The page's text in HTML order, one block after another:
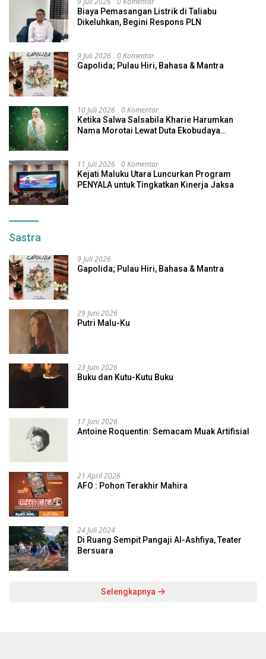
Biaya Pemasangan Listrik di Taliabu
Dikeluhkan, Begini Respons PLN
9 Juli 2026 0 Komentar
Gapolida; Pulau Hiri, Bahasa & Mantra
10 Juli 2026 0 Komentar
Ketika Salwa Salsabila Kharie Harumkan
Nama Morotai Lewat Duta Ekobudaya
11 Juli 2026 0 Komentar
Kejati Maluku Utara Luncurkan Program
PENYALA untuk Tingkatkan Kinerja Jaksa
Sastra
9 Juli 2026
Gapolida; Pulau Hiri, Bahasa & Mantra
29 Juni 2026
Putri Malu-Ku
23 Juni 2026
Buku dan Kutu-Kutu Buku
17 Juni 2026
Antoine Roquentin: Semacam Muak Artifisial
21 April 2026
AFO : Pohon Terakhir Mahira
24 Juli 2024
Di Ruang Sempit Pangaji Al-Ashfiya, Teater
Bersuara
Selengkapnya